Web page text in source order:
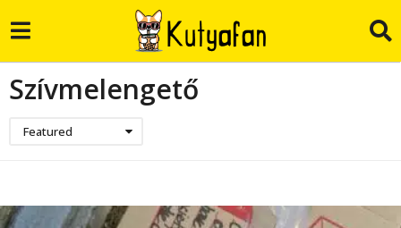
Szívmelengető
Featured